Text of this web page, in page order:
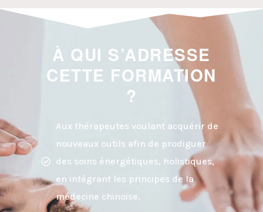
À QUI S’ADRESSE
CETTE FORMATION
?
Aux thérapeutes voulant acquérir de
nouveaux outils afin de prodiguer
des soins énergétiques, holistiques,
en intégrant les principes de la
médecine chinoise.